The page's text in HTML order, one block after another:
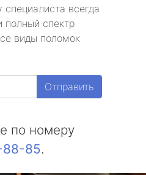
всегда
полный спектр
виды поломок
Отправить
по номеру
88-85.